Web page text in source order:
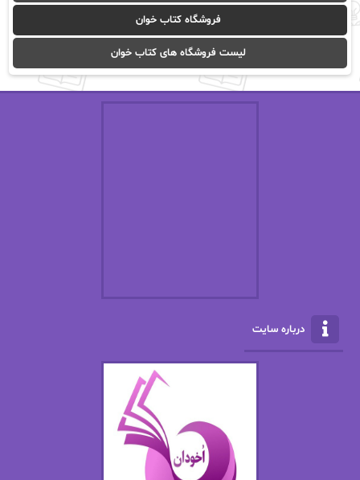
آیدا باقری آیسان صادقی
ا_اصغر زاده ا_اصغرزاده
اریک مورگنشترن از نیلوفر لاری
الناز محمدی
امیر فرهی
باران
بهار سلطانی
فروشگاه کتاب خوان
لیست فروشگاه های کتاب خوان
درباره سایت